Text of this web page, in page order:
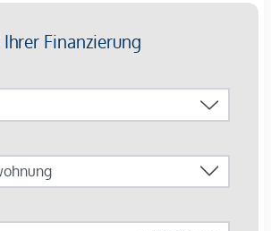
könne Sie die
See, den Ossiacher See oder auch
erreichen.
zentral gelegene Ort eine optimale
Spittal an der Drau